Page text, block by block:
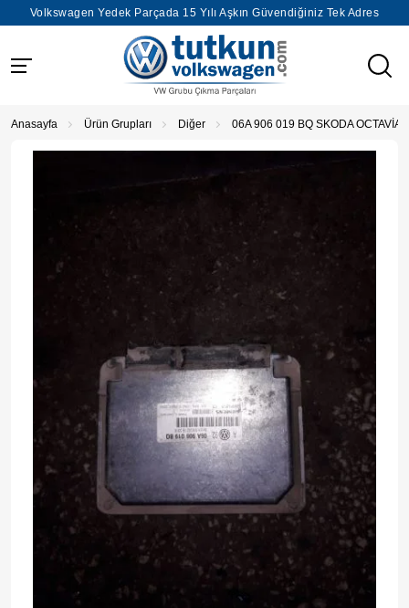
Volkswagen Yedek Parçada 15 Yılı Aşkın Güvendiğiniz Tek Adres
Anasayfa Ürün Grupları Diğer 06A 906 019 BQ SKODA OCTAVİA